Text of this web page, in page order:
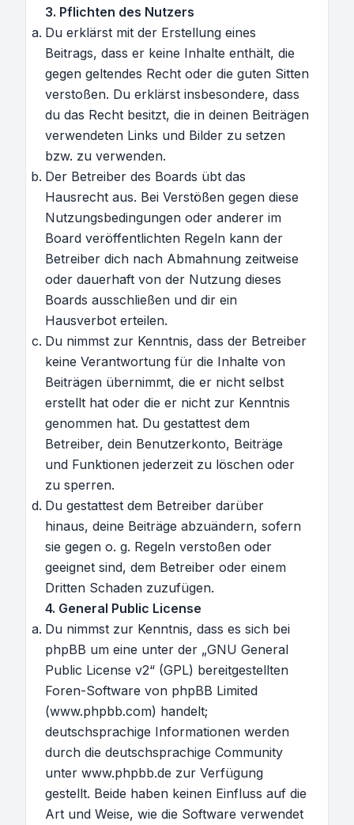
3. Pflichten des Nutzers
Du erklärst mit der Erstellung eines
Beitrags, dass er keine Inhalte enthält, die
gegen geltendes Recht oder die guten Sitten
verstoßen. Du erklärst insbesondere, dass
du das Recht besitzt, die in deinen Beiträgen
verwendeten Links und Bilder zu setzen
bzw. zu verwenden.
Der Betreiber des Boards übt das
Hausrecht aus. Bei Verstößen gegen diese
Nutzungsbedingungen oder anderer im
Board veröffentlichten Regeln kann der
Betreiber dich nach Abmahnung zeitweise
oder dauerhaft von der Nutzung dieses
Boards ausschließen und dir ein
Hausverbot erteilen.
Du nimmst zur Kenntnis, dass der Betreiber
keine Verantwortung für die Inhalte von
Beiträgen übernimmt, die er nicht selbst
erstellt hat oder die er nicht zur Kenntnis
genommen hat. Du gestattest dem
Betreiber, dein Benutzerkonto, Beiträge
und Funktionen jederzeit zu löschen oder
zu sperren.
Du gestattest dem Betreiber darüber
hinaus, deine Beiträge abzuändern, sofern
sie gegen o. g. Regeln verstoßen oder
geeignet sind, dem Betreiber oder einem
Dritten Schaden zuzufügen.
4. General Public License
Du nimmst zur Kenntnis, dass es sich bei
phpBB um eine unter der „GNU General
Public License v2“ (GPL) bereitgestellten
Foren-Software von phpBB Limited
(www.phpbb.com) handelt;
deutschsprachige Informationen werden
durch die deutschsprachige Community
unter www.phpbb.de zur Verfügung
gestellt. Beide haben keinen Einfluss auf die
Art und Weise, wie die Software verwendet